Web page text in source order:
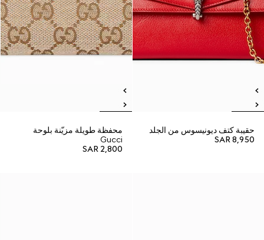
حقيبة كتف ديونيسوس من الجلد
SAR 8,950
محفظة طويلة مزيّنة بلوحة
Gucci
SAR 2,800